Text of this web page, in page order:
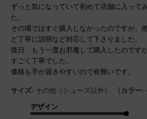
ずっと気になっていて初めて店舗に入って
た。
その場ではすぐ購入しなかったのですが、
ど丁寧に説明など対応して下さりました。
後日、もう一度お邪魔して購入したのです
すごく丁寧でした。
価格も手が届きやすいので有難いです。
サイズ: その他（シューズ以外） | カラー:
デザイン